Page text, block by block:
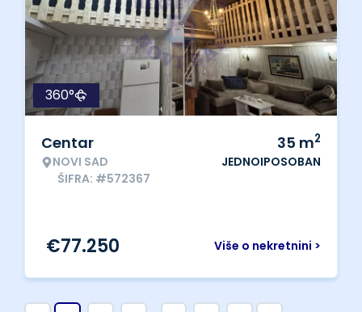
360°
Centar
NOVI SAD
ŠIFRA: #572367
35 m2
JEDNOIPOSOBAN
Više o nekretnini >
€77.250